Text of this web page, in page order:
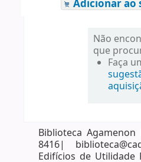
Adicionar ao
Não
que
Faça
Biblioteca
8416|
Edifícios de Utilidade